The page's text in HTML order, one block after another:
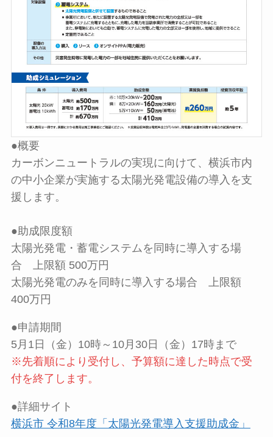
●概要
カーボンニュートラルの実現に向けて、横浜市内
の中小企業が実施する太陽光発電設備の導入を支
援します。
●助成限度額
太陽光発電・蓄電システムを同時に導入する場
合 上限額 500万円
太陽光発電のみを同時に導入する場合 上限額
400万円
●申請期間
5月1日（金）10時～10月30日（金）17時まで
※先着順により受付し、予算額に達した時点で受
付を終了します。
●詳細サイト
横浜市 令和8年度「太陽光発電導入支援助成金」